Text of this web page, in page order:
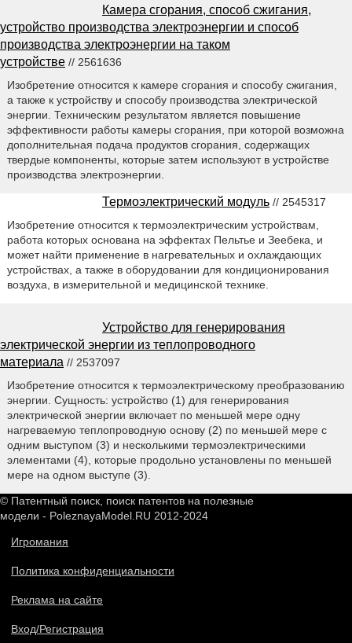
Камера сгорания, способ сжигания,
устройство производства электроэнергии и способ
производства электроэнергии на таком
устройстве // 2561636
Изобретение относится к камере сгорания и способу сжигания,
а также к устройству и способу производства электрической
энергии. Техническим результатом является повышение
эффективности работы камеры сгорания, при которой возможна
дополнительная подача продуктов сгорания, содержащих
твердые компоненты, которые затем используют в устройстве
производства электроэнергии.
Термоэлектрический модуль // 2545317
Изобретение относится к термоэлектрическим устройствам,
работа которых основана на эффектах Пельтье и Зеебека, и
может найти применение в нагревательных и охлаждающих
устройствах, а также в оборудовании для кондиционирования
воздуха, в измерительной и медицинской технике.
Устройство для генерирования
электрической энергии из теплопроводного
материала // 2537097
Изобретение относится к термоэлектрическому преобразованию
энергии. Сущность: устройство (1) для генерирования
электрической энергии включает по меньшей мере одну
нагреваемую теплопроводную основу (2) по меньшей мере с
одним выступом (3) и несколькими термоэлектрическими
элементами (4), которые продольно установлены по меньшей
мере на одном выступе (3).
© Патентный поиск, поиск патентов на полезные
модели - PoleznayaModel.RU 2012-2024
Игромания
Политика конфиденциальности
Реклама на сайте
Вход/Регистрация